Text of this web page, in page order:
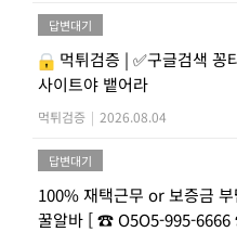
답변대기
먹튀검증 | ✅구글검색 꽁
사이트야 뱉어라
먹튀검증 | 2026.08.04
답변대기
100% 재택근무 or 보증금
꿀알바 [ ☎ O5O5-995-